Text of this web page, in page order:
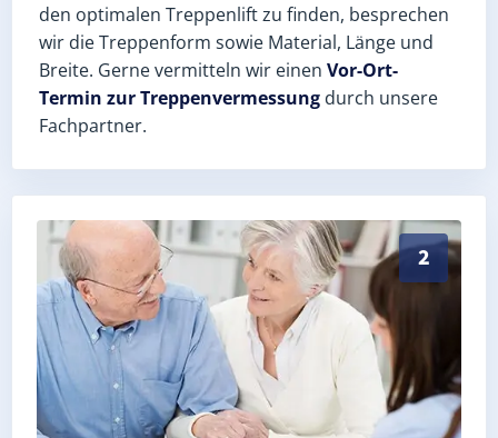
den optimalen Treppenlift zu finden, besprechen
wir die Treppenform sowie Material, Länge und
Breite. Gerne vermitteln wir einen Vor-Ort-
Termin zur Treppenvermessung durch unsere
Fachpartner.
2
Exaktes Aufmaß in Rackith (Landkreis Wittenberg)